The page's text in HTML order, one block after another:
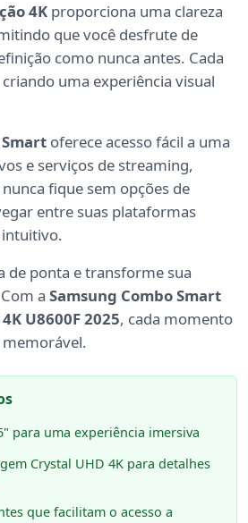
4K proporciona uma clareza
que você desfrute de
como nunca antes. Cada
uma experiência visual
oferece acesso fácil a uma
e serviços de streaming,
fique sem opções de
entre suas plataformas
de ponta e transforme sua
a Samsung Combo Smart
U8600F 2025, cada momento
para uma experiência imersiva
Crystal UHD 4K para detalhes
que facilitam o acesso a